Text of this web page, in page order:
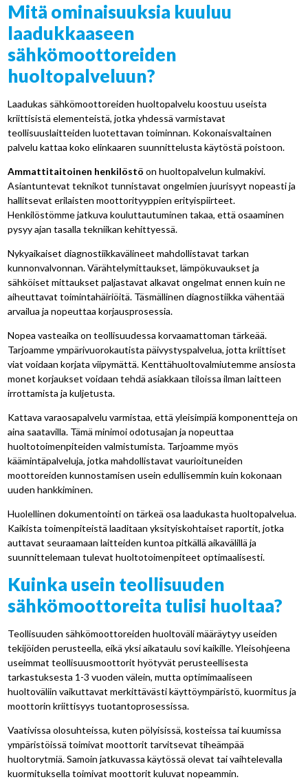
Mitä ominaisuuksia kuuluu
laadukkaaseen
sähkömoottoreiden
huoltopalveluun?
Laadukas sähkömoottoreiden huoltopalvelu koostuu useista
kriittisistä elementeistä, jotka yhdessä varmistavat
teollisuuslaitteiden luotettavan toiminnan. Kokonaisvaltainen
palvelu kattaa koko elinkaaren suunnittelusta käytöstä poistoon.
Ammattitaitoinen henkilöstö on huoltopalvelun kulmakivi.
Asiantuntevat teknikot tunnistavat ongelmien juurisyyt nopeasti ja
hallitsevat erilaisten moottorityyppien erityispiirteet.
Henkilöstömme jatkuva kouluttautuminen takaa, että osaaminen
pysyy ajan tasalla tekniikan kehittyessä.
Nykyaikaiset diagnostiikkavälineet mahdollistavat tarkan
kunnonvalvonnan. Värähtelymittaukset, lämpökuvaukset ja
sähköiset mittaukset paljastavat alkavat ongelmat ennen kuin ne
aiheuttavat toimintahäiriöitä. Täsmällinen diagnostiikka vähentää
arvailua ja nopeuttaa korjausprosessia.
Nopea vasteaika on teollisuudessa korvaamattoman tärkeää.
Tarjoamme ympärivuorokautista päivystyspalvelua, jotta kriittiset
viat voidaan korjata viipymättä. Kenttähuoltovalmiutemme ansiosta
monet korjaukset voidaan tehdä asiakkaan tiloissa ilman laitteen
irrottamista ja kuljetusta.
Kattava varaosapalvelu varmistaa, että yleisimpiä komponentteja on
aina saatavilla. Tämä minimoi odotusajan ja nopeuttaa
huoltotoimenpiteiden valmistumista. Tarjoamme myös
käämintäpalveluja, jotka mahdollistavat vaurioituneiden
moottoreiden kunnostamisen usein edullisemmin kuin kokonaan
uuden hankkiminen.
Huolellinen dokumentointi on tärkeä osa laadukasta huoltopalvelua.
Kaikista toimenpiteistä laaditaan yksityiskohtaiset raportit, jotka
auttavat seuraamaan laitteiden kuntoa pitkällä aikavälillä ja
suunnittelemaan tulevat huoltotoimenpiteet optimaalisesti.
Kuinka usein teollisuuden
sähkömoottoreita tulisi huoltaa?
Teollisuuden sähkömoottoreiden huoltoväli määräytyy useiden
tekijöiden perusteella, eikä yksi aikataulu sovi kaikille. Yleisohjeena
useimmat teollisuusmoottorit hyötyvät perusteellisesta
tarkastuksesta 1-3 vuoden välein, mutta optimimaaliseen
huoltoväliin vaikuttavat merkittävästi käyttöympäristö, kuormitus ja
moottorin kriittisyys tuotantoprosessissa.
Vaativissa olosuhteissa, kuten pölyisissä, kosteissa tai kuumissa
ympäristöissä toimivat moottorit tarvitsevat tiheämpää
huoltorytmiä. Samoin jatkuvassa käytössä olevat tai vaihtelevalla
kuormituksella toimivat moottorit kuluvat nopeammin.